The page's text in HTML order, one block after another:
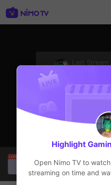
Last Stream:
portuguesefarm
is
Другие игры
58
Highlight
Open Nimo TV to watch
streaming on time and